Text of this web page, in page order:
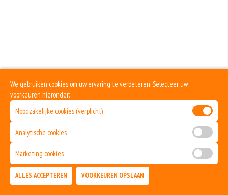
We gebruiken cookies om uw ervaring te verbeteren. Selecteer uw
voorkeuren hieronder:
Noodzakelijke cookies (verplicht)
Analytische cookies
Marketing cookies
ALLES ACCEPTEREN VOORKEUREN OPSLAAN